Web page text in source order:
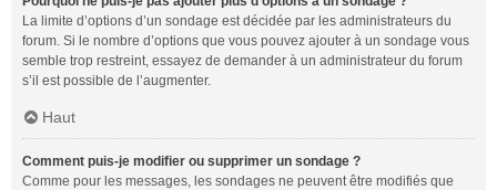
La limite d’options d’un sondage est décidée par les administrateurs du
forum. Si le nombre d’options que vous pouvez ajouter à un sondage vous
semble trop restreint, essayez de demander à un administrateur du forum
s’il est possible de l’augmenter.
Haut
Comment puis-je modifier ou supprimer un sondage ?
Comme pour les messages, les sondages ne peuvent être modifiés que